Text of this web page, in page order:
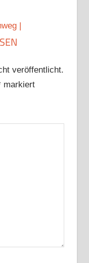
|
veröffentlicht.
markiert